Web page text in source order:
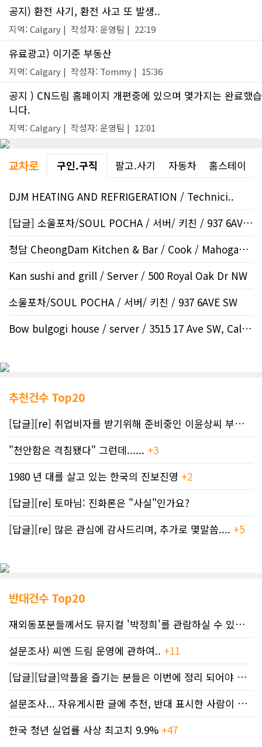
공지) 환전 사기, 환전 사고 또 발생..
지역: Calgary | 작성자: 운영팀 | 22:19
유료광고) 이기준 부동산
지역: Calgary | 작성자: Tommy | 15:36
공지 ) CN드림 홈페이지 개편중에 있으며 몇가지는 완료했습
니다.
지역: Calgary | 작성자: 운영팀 | 12:01
교차로 구인.구직 팔고.사기 자동차 홈스테이
DJM HEATING AND REFRIGERATION / Technici..
[답글] 소울포차/SOUL POCHA / 서버/ 키친 / 937 6AVE..
청담 CheongDam Kitchen & Bar / Cook / Mahogany SE
Kan sushi and grill / Server / 500 Royal Oak Dr NW
소울포차/SOUL POCHA / 서버/ 키친 / 937 6AVE SW
Bow bulgogi house / server / 3515 17 Ave SW, Calgar..
추천건수 Top20
[답글][re] 취업비자를 받기위해 준비중인 이윤상씨 부부께 드리는 편지
"천안함은 격침됐다" 그런데...... +3
1980 년 대를 살고 있는 한국의 진보진영 +2
[답글][re] 토마님: 진화론은 "사실"인가요?
[답글][re] 많은 관심에 감사드리며, 추가로 몇말씀.... +5
반대건수 Top20
재외동포분들께서도 뮤지컬 '박정희'를 관람하실 수 있도록 노력하겠습니..
설문조사) 씨엔 드림 운영에 관하여.. +11
[답글][답글]악플을 즐기는 분들은 이번에 정리 되어야 합니다.
설문조사... 자유게시판 글에 추천, 반대 표시한 사람이 누구인지 명단..
한국 청년 실업률 사상 최고치 9.9% +47